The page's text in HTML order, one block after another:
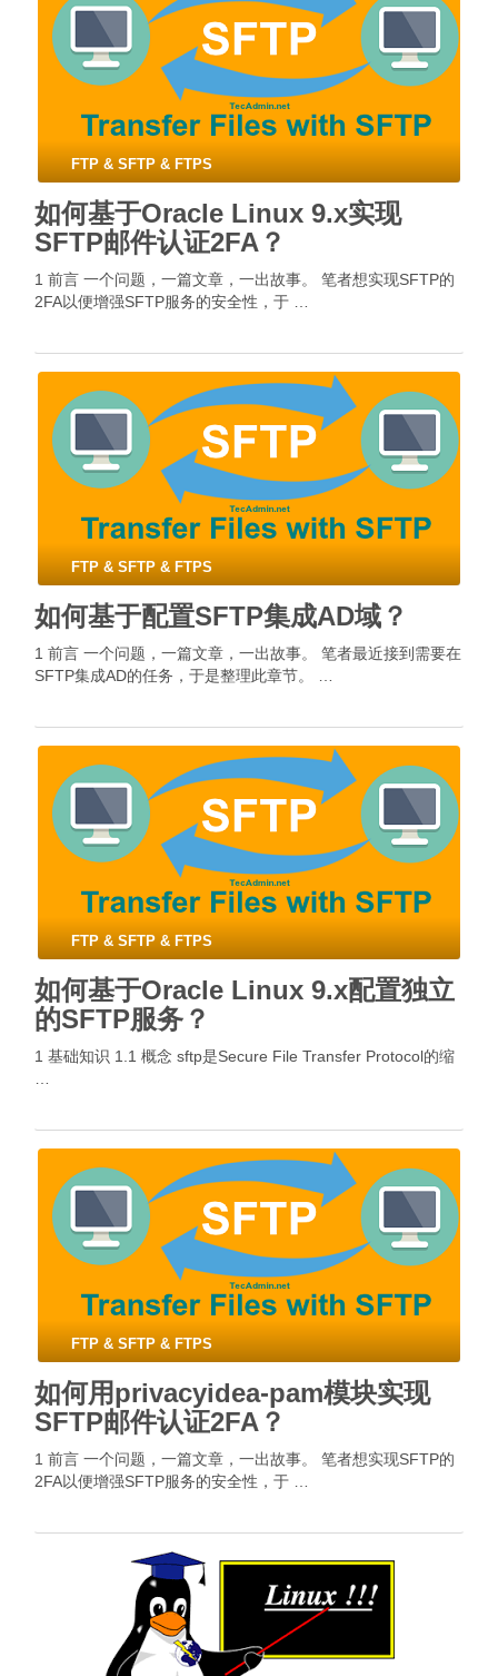
FTP & SFTP & FTPS
如何基于Oracle Linux 9.x实现
SFTP邮件认证2FA？
1 前言 一个问题，一篇文章，一出故事。 笔者想实现SFTP的
2FA以便增强SFTP服务的安全性，于 …
FTP & SFTP & FTPS
如何基于配置SFTP集成AD域？
1 前言 一个问题，一篇文章，一出故事。 笔者最近接到需要在
SFTP集成AD的任务，于是整理此章节。 …
FTP & SFTP & FTPS
如何基于Oracle Linux 9.x配置独立
的SFTP服务？
1 基础知识 1.1 概念 sftp是Secure File Transfer Protocol的缩
FTP & SFTP & FTPS
如何用privacyidea-pam模块实现
SFTP邮件认证2FA？
1 前言 一个问题，一篇文章，一出故事。 笔者想实现SFTP的
2FA以便增强SFTP服务的安全性，于 …